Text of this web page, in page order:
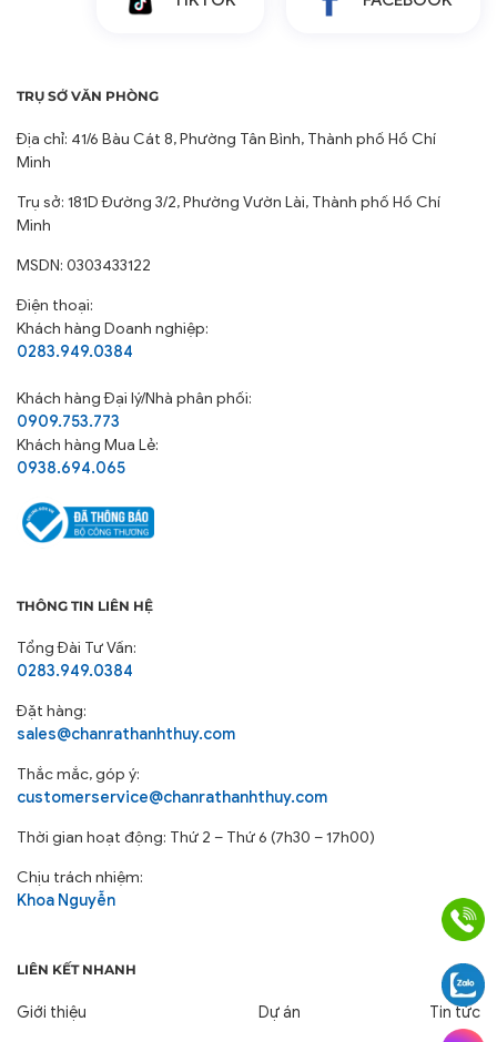
TRỤ SỞ VĂN PHÒNG
Địa chỉ: 41/6 Bàu Cát 8, Phường Tân Bình, Thành phố Hồ Chí
Minh
Trụ sở: 181D Đường 3/2, Phường Vườn Lài, Thành phố Hồ Chí
Minh
MSDN: 0303433122
Điện thoại:
Khách hàng Doanh nghiệp:
0283.949.0384
Khách hàngĐại lý/Nhà phân phối:
0909.753.773
Khách hàng Mua Lẻ:
0938.694.065
THÔNG TIN LIÊN HỆ
Tổng Đài Tư Vấn:
0283.949.0384
Đặt hàng:
sales@chanrathanhthuy.com
Thắc mắc, góp ý:
customerservice@chanrathanhthuy.com
Thời gian hoạt động: Thứ 2 – Thứ 6 (7h30 – 17h00)
Chịu trách nhiệm:
Khoa Nguyễn
LIÊN KẾT NHANH
Giới thiệu Dự án Tin tức